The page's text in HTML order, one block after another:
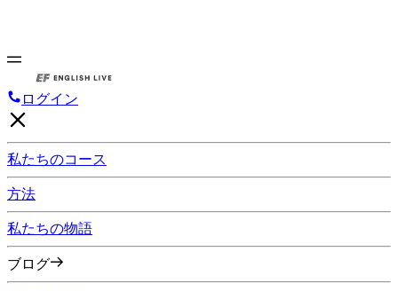
ログイン
私たちのコース
方法
私たちの物語
ブログ